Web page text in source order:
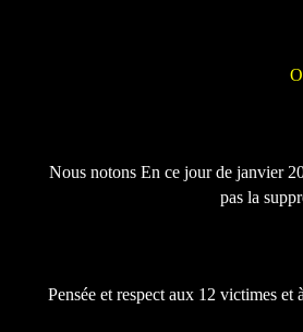
Nous notons En ce jour de janvier
pas la
Pensée et respect aux 12 victimes